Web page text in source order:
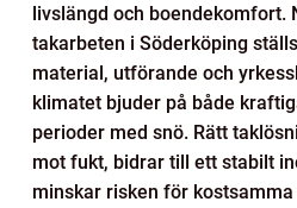
livslängd och boendekomfort.
takarbeten i Söderköping
material, utförande och
klimatet bjuder på både
perioder med snö. Rätt
mot fukt, bidrar till ett stabilt
minskar risken för